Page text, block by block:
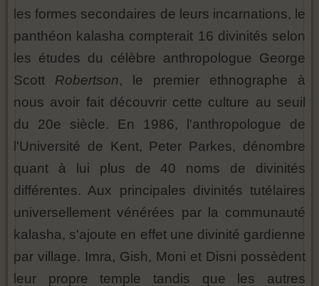
les formes secondaires de leurs incarnations, le
panthéon kalasha compterait 16 divinités selon
les études du célèbre anthropologue George
Scott Robertson, le premier ethnographe à
nous avoir fait découvrir cette culture au seuil
du 20e siècle. En 1986, l'anthropologue de
l'Université de Kent, Peter Parkes, dénombre
quant à lui plus de 40 noms de divinités
différentes. Aux principales divinités tutélaires
universellement vénérées par la communauté
kalasha, s'ajoute en effet une divinité gardienne
par village. Imra, Gish, Moni et Disni possèdent
leur propre temple tandis que les autres